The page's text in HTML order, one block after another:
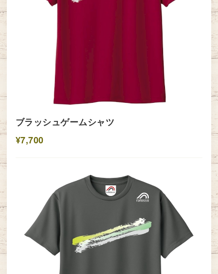
ブラッシュゲームシャツ
¥7,700